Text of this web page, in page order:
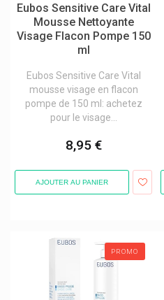
Fida Vet/elanco
Fillmed Laboratoires
Fisamed
Fittydent
Flen Health Flen Pharma
Forêt Huile À L'arnica
Forsee Line
Eubos Sensitive Care Vital
Mousse Nettoyante
Visage Flacon Pompe 150
ml
Eubos Sensitive Care Vital
mousse visage en flacon
pompe de 150 ml: achetez
pour le visage...
8,95 €
AJOUTER AU PANIER
PROMO